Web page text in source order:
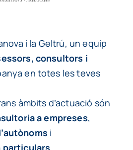
i la Geltrú, un equip
consultors i
en totes les teves
àmbits d’actuació són
a empreses,
i
particulars.